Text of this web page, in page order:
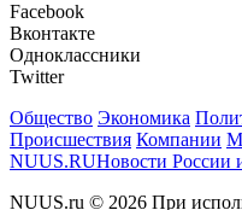
Facebook
Вконтакте
Одноклассники
Twitter
Общество Экономика
Происшествия Компании
NUUS.RUНовости России
NUUS.ru © 2026 При